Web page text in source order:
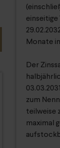
einseitige
Monate
Der
zum
teilweise
maximal